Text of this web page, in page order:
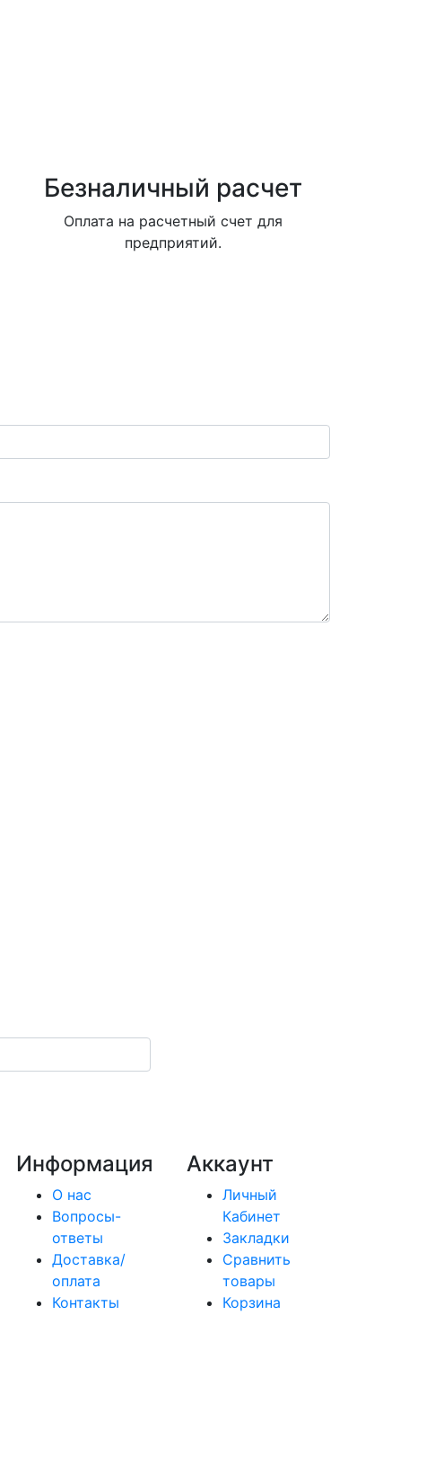
Безналичный расчет
Оплата на расчетный счет для
предприятий.
Информация
О нас
Вопросы-
ответы
Доставка/
оплата
Контакты
Аккаунт
Личный
Кабинет
Закладки
Сравнить
товары
Корзина